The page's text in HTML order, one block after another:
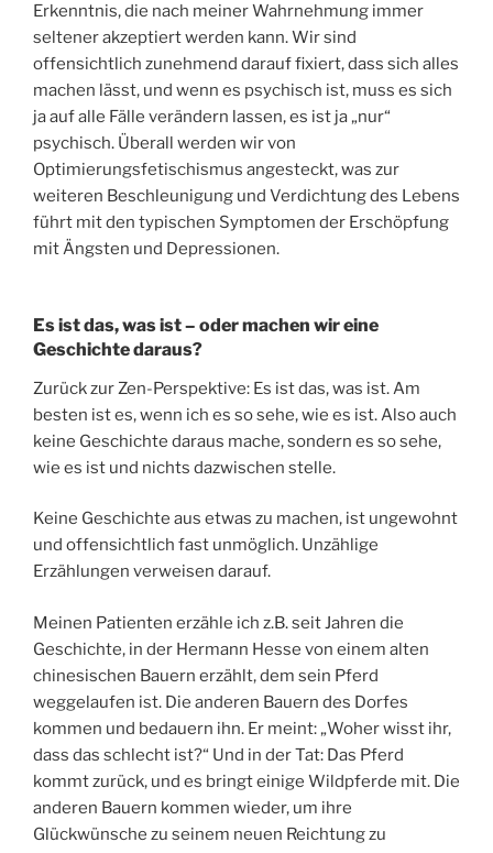
Erkenntnis, die nach meiner Wahrnehmung immer
seltener akzeptiert werden kann. Wir sind
offensichtlich zunehmend darauf fixiert, dass sich alles
machen lässt, und wenn es psychisch ist, muss es sich
ja auf alle Fälle verändern lassen, es ist ja „nur“
psychisch. Überall werden wir von
Optimierungsfetischismus angesteckt, was zur
weiteren Beschleunigung und Verdichtung des Lebens
führt mit den typischen Symptomen der Erschöpfung
mit Ängsten und Depressionen.
Es ist das, was ist – oder machen wir eine
Geschichte daraus?
Zurück zur Zen-Perspektive: Es ist das, was ist. Am
besten ist es, wenn ich es so sehe, wie es ist. Also auch
keine Geschichte daraus mache, sondern es so sehe,
wie es ist und nichts dazwischen stelle.
Keine Geschichte aus etwas zu machen, ist ungewohnt
und offensichtlich fast unmöglich. Unzählige
Erzählungen verweisen darauf.
Meinen Patienten erzähle ich z.B. seit Jahren die
Geschichte, in der Hermann Hesse von einem alten
chinesischen Bauern erzählt, dem sein Pferd
weggelaufen ist. Die anderen Bauern des Dorfes
kommen und bedauern ihn. Er meint: „Woher wisst ihr,
dass das schlecht ist?“ Und in der Tat: Das Pferd
kommt zurück, und es bringt einige Wildpferde mit. Die
anderen Bauern kommen wieder, um ihre
Glückwünsche zu seinem neuen Reichtung zu